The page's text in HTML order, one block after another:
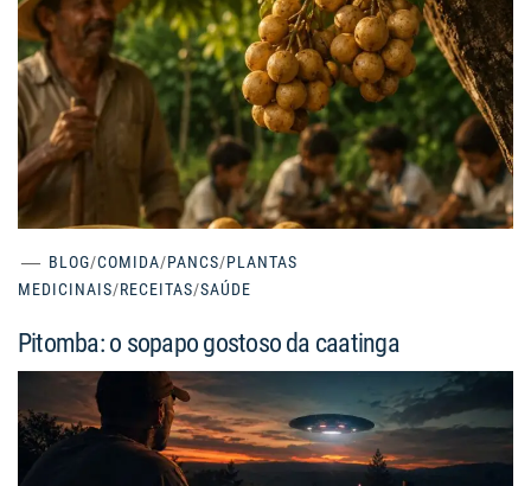
BLOG/COMIDA/PANCS/PLANTAS
MEDICINAIS/RECEITAS/SAÚDE
Pitomba: o sopapo gostoso da caatinga